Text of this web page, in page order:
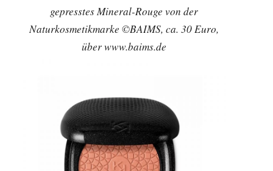
gepresstes Mineral-Rouge von der
Naturkosmetikmarke ©BAIMS, ca. 30 Euro,
über www.baims.de